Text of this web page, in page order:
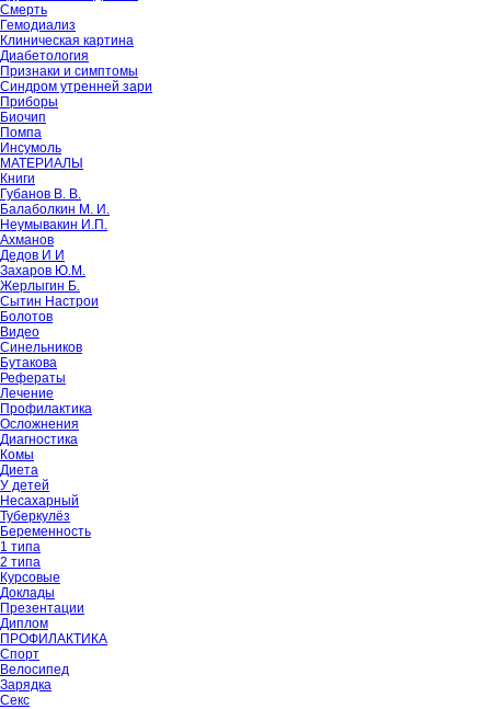
Смерть
Гемодиализ
Клиническая картина
Диабетология
Признаки и симптомы
Синдром утренней зари
Приборы
Биочип
Помпа
Инсумоль
МАТЕРИАЛЫ
Книги
Губанов В. В.
Балаболкин М. И.
Неумывакин И.П.
Ахманов
Дедов И И
Захаров Ю.М.
Жерлыгин Б.
Сытин Настрои
Болотов
Видео
Синельников
Бутакова
Рефераты
Лечение
Профилактика
Осложнения
Диагностика
Комы
Диета
У детей
Несахарный
Туберкулёз
Беременность
1 типа
2 типа
Курсовые
Доклады
Презентации
Диплом
ПРОФИЛАКТИКА
Спорт
Велосипед
Зарядка
Секс